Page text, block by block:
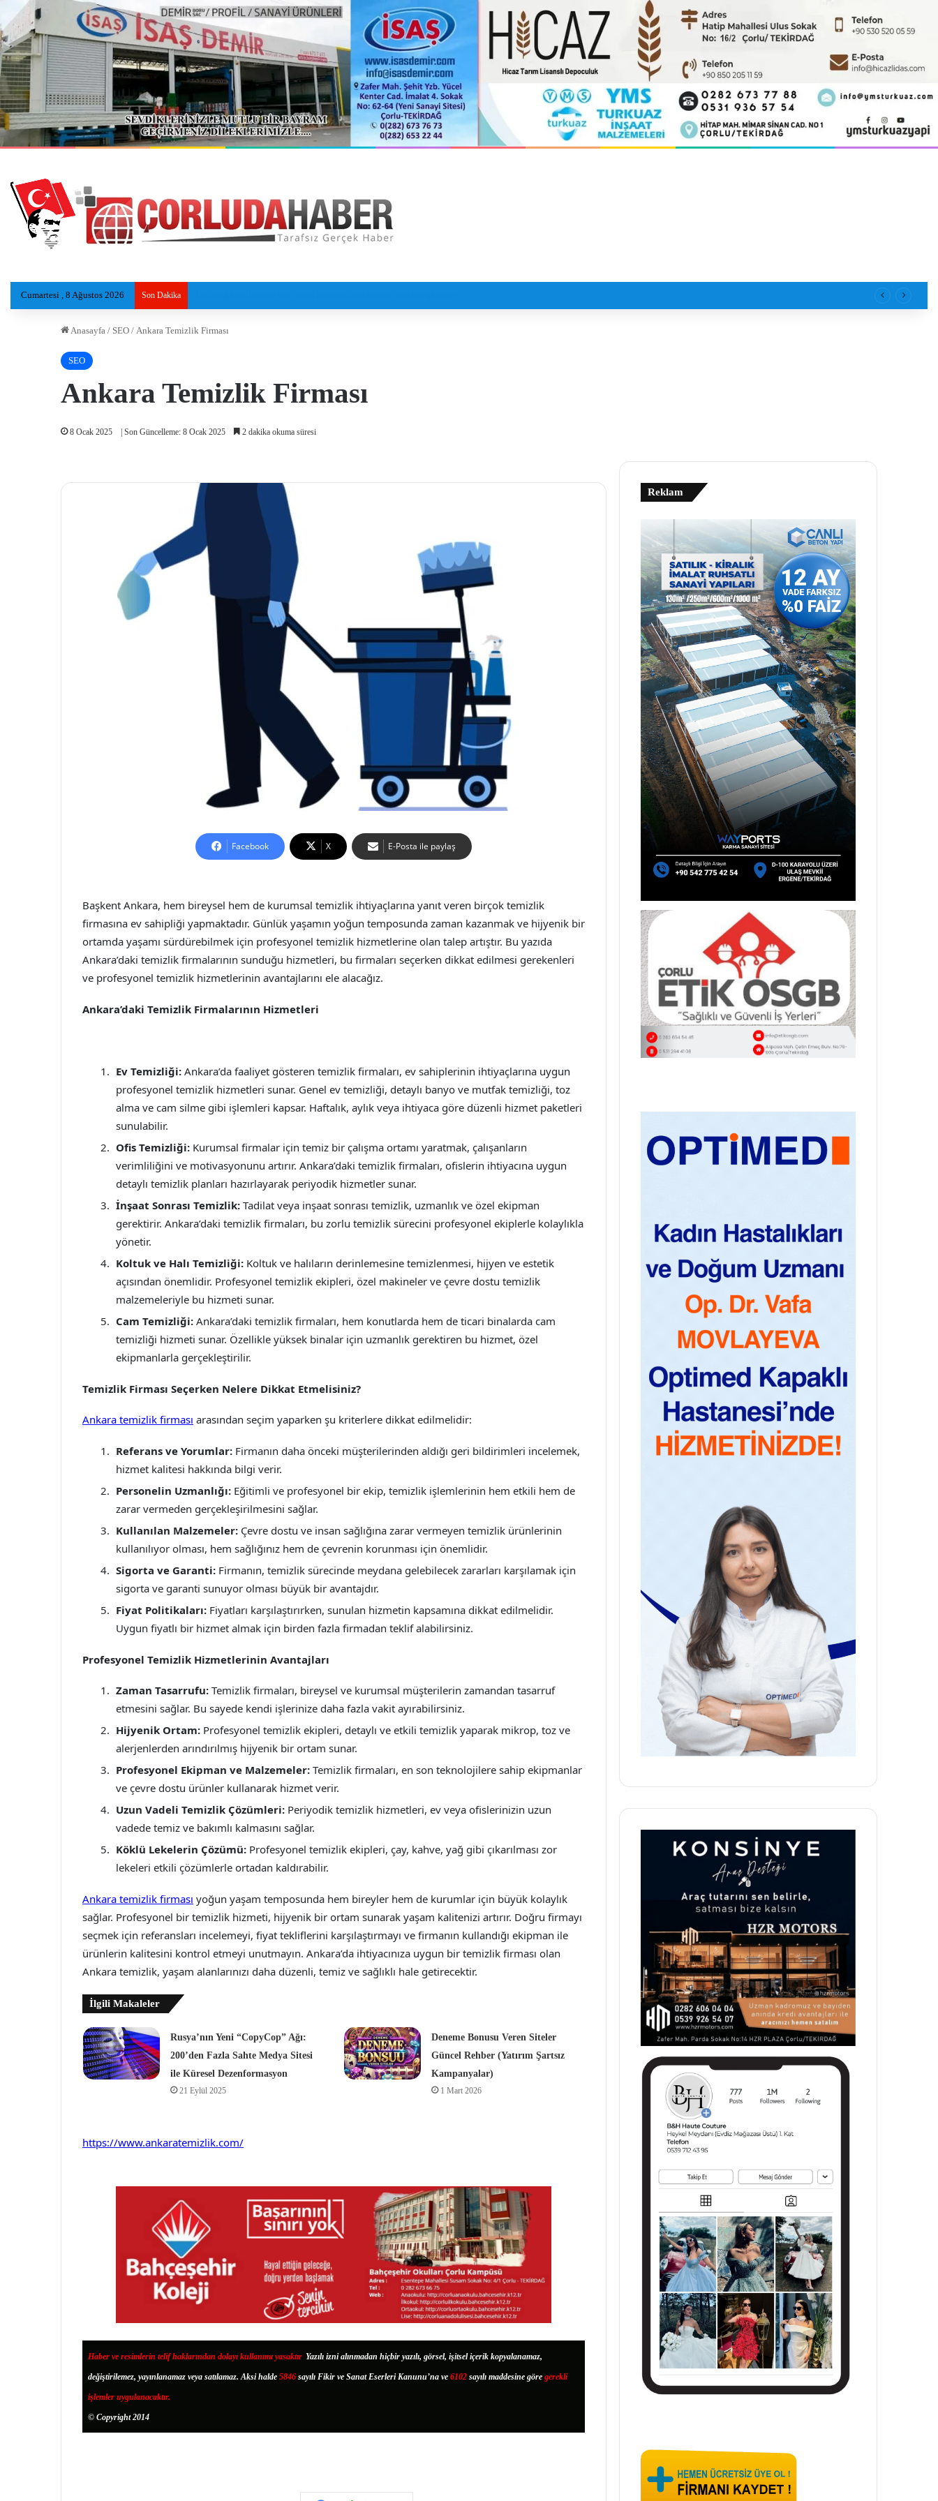
Cumartesi , 8 Ağustos 2026 Son Dakika
Anasayfa / SEO / Ankara Temizlik Firması
SEO
Ankara Temizlik Firması
8 Ocak 2025 | Son Güncelleme: 8 Ocak 2025 2 dakika okuma süresi
Facebook X E-Posta ile paylaş
Başkent Ankara, hem bireysel hem de kurumsal temizlik ihtiyaçlarına yanıt veren birçok temizlik
firmasına ev sahipliği yapmaktadır. Günlük yaşamın yoğun temposunda zaman kazanmak ve hijyenik bir
ortamda yaşamı sürdürebilmek için profesyonel temizlik hizmetlerine olan talep artıştır. Bu yazıda
Ankara’daki temizlik firmalarının sunduğu hizmetleri, bu firmaları seçerken dikkat edilmesi gerekenleri
ve profesyonel temizlik hizmetlerinin avantajlarını ele alacağız.
Ankara’daki Temizlik Firmalarının Hizmetleri
Ev Temizliği:Ankara’da faaliyet gösteren temizlik firmaları, ev sahiplerinin ihtiyaçlarına uygun
profesyonel temizlik hizmetleri sunar. Genel ev temizliği, detaylı banyo ve mutfak temizliği, toz
alma ve cam silme gibi işlemleri kapsar. Haftalık, aylık veya ihtiyaca göre düzenli hizmet paketleri
sunulabilir.
Ofis Temizliği:Kurumsal firmalar için temiz bir çalışma ortamı yaratmak, çalışanların
verimliliğini ve motivasyonunu artırır. Ankara’daki temizlik firmaları, ofislerin ihtiyacına uygun
detaylı temizlik planları hazırlayarak periyodik hizmetler sunar.
İnşaat Sonrası Temizlik:Tadilat veya inşaat sonrası temizlik, uzmanlık ve özel ekipman
gerektirir. Ankara’daki temizlik firmaları, bu zorlu temizlik sürecini profesyonel ekiplerle kolaylıkla
yönetir.
Koltuk ve Halı Temizliği:Koltuk ve halıların derinlemesine temizlenmesi, hijyen ve estetik
açısından önemlidir. Profesyonel temizlik ekipleri, özel makineler ve çevre dostu temizlik
malzemeleriyle bu hizmeti sunar.
Cam Temizliği:Ankara’daki temizlik firmaları, hem konutlarda hem de ticari binalarda cam
temizliği hizmeti sunar. Özellikle yüksek binalar için uzmanlık gerektiren bu hizmet, özel
ekipmanlarla gerçekleştirilir.
Temizlik Firması Seçerken Nelere Dikkat Etmelisiniz?
Ankara temizlik firması arasından seçim yaparken şu kriterlere dikkat edilmelidir:
Referans ve Yorumlar:Firmanın daha önceki müşterilerinden aldığı geri bildirimleri incelemek,
hizmet kalitesi hakkında bilgi verir.
Personelin Uzmanlığı:Eğitimli ve profesyonel bir ekip, temizlik işlemlerinin hem etkili hem de
zarar vermeden gerçekleşirilmesini sağlar.
Kullanılan Malzemeler:Çevre dostu ve insan sağlığına zarar vermeyen temizlik ürünlerinin
kullanılıyor olması, hem sağlığınız hem de çevrenin korunması için önemlidir.
Sigorta ve Garanti:Firmanın, temizlik sürecinde meydana gelebilecek zararları karşılamak için
sigorta ve garanti sunuyor olması büyük bir avantajdır.
Fiyat Politikaları:Fiyatları karşılaştırırken, sunulan hizmetin kapsamına dikkat edilmelidir.
Uygun fiyatlı bir hizmet almak için birden fazla firmadan teklif alabilirsiniz.
Profesyonel Temizlik Hizmetlerinin Avantajları
Zaman Tasarrufu:Temizlik firmaları, bireysel ve kurumsal müşterilerin zamandan tasarruf
etmesini sağlar. Bu sayede kendi işlerinize daha fazla vakit ayırabilirsiniz.
Hijyenik Ortam:Profesyonel temizlik ekipleri, detaylı ve etkili temizlik yaparak mikrop, toz ve
alerjenlerden arındırılmış hijyenik bir ortam sunar.
Profesyonel Ekipman ve Malzemeler:Temizlik firmaları, en son teknolojilere sahip ekipmanlar
ve çevre dostu ürünler kullanarak hizmet verir.
Uzun Vadeli Temizlik Çözümleri:Periyodik temizlik hizmetleri, ev veya ofislerinizin uzun
vadede temiz ve bakımlı kalmasını sağlar.
Köklü Lekelerin Çözümü:Profesyonel temizlik ekipleri, çay, kahve, yağ gibi çıkarılması zor
lekeleri etkili çözümlerle ortadan kaldırabilir.
Ankara temizlik firması yoğun yaşam temposunda hem bireyler hem de kurumlar için büyük kolaylık
sağlar. Profesyonel bir temizlik hizmeti, hijyenik bir ortam sunarak yaşam kalitenizi artırır. Doğru firmayı
seçmek için referansları incelemeyi, fiyat tekliflerini karşılaştırmayı ve firmanın kullandığı ekipman ile
ürünlerin kalitesini kontrol etmeyi unutmayın. Ankara’da ihtiyacınıza uygun bir temizlik firması olan
Ankara temizlik, yaşam alanlarınızı daha düzenli, temiz ve sağlıklı hale getirecektir.
İlgili Makaleler
Rusya’nın Yeni “CopyCop” Ağı:
200’den Fazla Sahte Medya Sitesi
ile Küresel Dezenformasyon
21 Eylül 2025
Deneme Bonusu Veren Siteler
Güncel Rehber (Yatırım Şartsız
Kampanyalar)
1 Mart 2026
https://www.ankaratemizlik.com/
Haber ve resimlerin telif haklarından dolayı kullanımı yasaktır. Yazılı izni alınmadan hiçbir yazılı, görsel, işitsel içerik kopyalanamaz,
değiştirilemez, yayınlanamaz veya satılamaz. Aksi halde 5846 sayılı Fikir ve Sanat Eserleri Kanunu’na ve 6102 sayılı maddesine göre gerekli
işlemler uygulanacaktır.
© Copyright 2014
Reklam